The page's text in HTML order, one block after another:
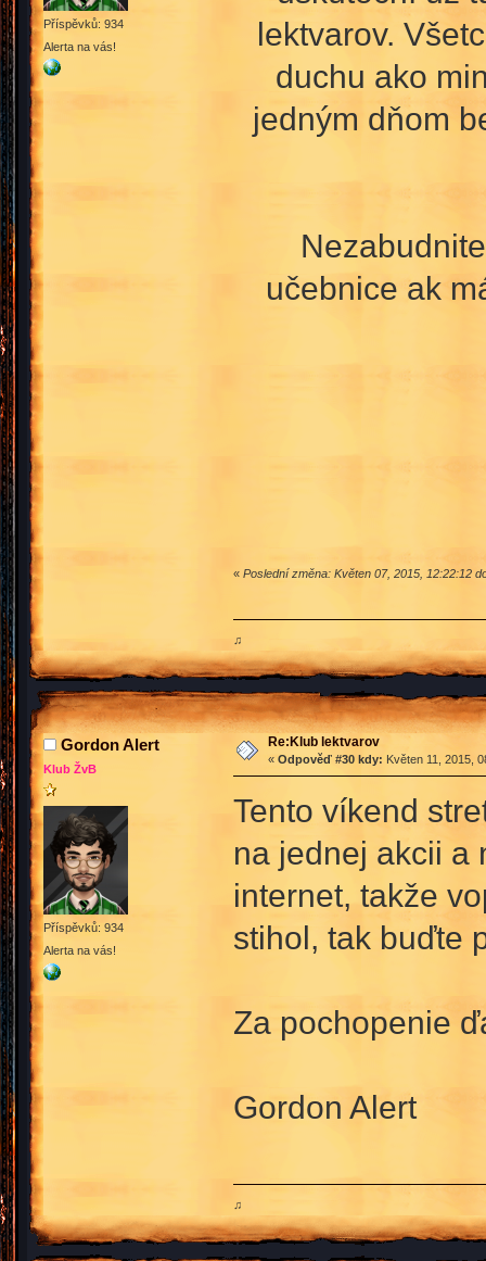
Příspěvků: 934
Alerta na vás!
lektvarov.
duchu ako
jedným dňom
učebnice ak
« Poslední změna: Květen 07, 2015, 12:22:12
♫
Gordon Alert
Klub ŽvB
Příspěvků: 934
Alerta na vás!
Re:Klub lektvarov
« Odpověď #30 kdy: Květen 11, 2015,
Tento víkend
na jednej akcii a
internet, takže
stihol, tak buďte
Za pochopenie
Gordon Alert
♫